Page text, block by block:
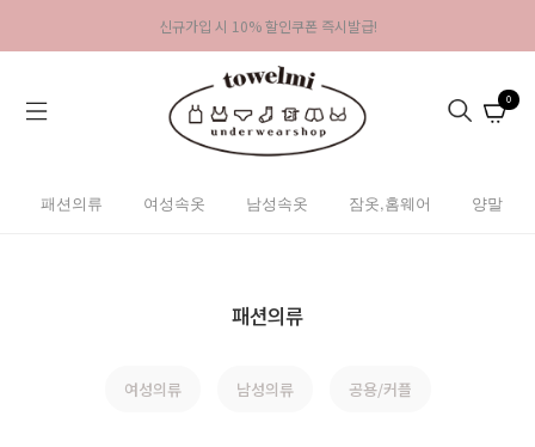
신규가입 시 10% 할인쿠폰 즉시발급!
0
패션의류 여성속옷 남성속옷 잠옷,홈웨어 양말
패션의류
여성의류 남성의류 공용/커플